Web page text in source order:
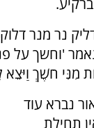
נר מנר
'וחשך על
מִנִּי חֹשֶׁךְ
נברא עוד
תחילת